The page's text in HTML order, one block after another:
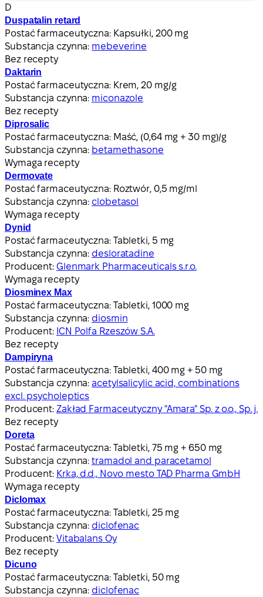
D
Duspatalin retard
Postać farmaceutyczna: Kapsułki, 200 mg
Substancja czynna: mebeverine
Bez recepty
Daktarin
Postać farmaceutyczna: Krem, 20 mg/g
Substancja czynna: miconazole
Bez recepty
Diprosalic
Postać farmaceutyczna: Maść, (0,64 mg + 30 mg)/g
Substancja czynna: betamethasone
Wymaga recepty
Dermovate
Postać farmaceutyczna: Roztwór, 0,5 mg/ml
Substancja czynna: clobetasol
Wymaga recepty
Dynid
Postać farmaceutyczna: Tabletki, 5 mg
Substancja czynna: desloratadine
Producent: Glenmark Pharmaceuticals s.r.o.
Wymaga recepty
Diosminex Max
Postać farmaceutyczna: Tabletki, 1000 mg
Substancja czynna: diosmin
Producent: ICN Polfa Rzeszów S.A.
Bez recepty
Dampiryna
Postać farmaceutyczna: Tabletki, 400 mg + 50 mg
Substancja czynna:acetylsalicylic acid, combinations
excl. psycholeptics
Producent: Zakład Farmaceutyczny "Amara" Sp. z o.o., Sp. j.
Bez recepty
Doreta
Postać farmaceutyczna: Tabletki, 75 mg + 650 mg
Substancja czynna:tramadol and paracetamol
Producent: Krka, d.d., Novo mesto TAD Pharma GmbH
Wymaga recepty
Diclomax
Postać farmaceutyczna: Tabletki, 25 mg
Substancja czynna: diclofenac
Producent: Vitabalans Oy
Bez recepty
Dicuno
Postać farmaceutyczna: Tabletki, 50 mg
Substancja czynna: diclofenac